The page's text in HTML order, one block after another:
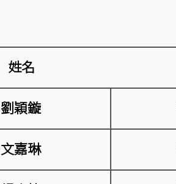
姓名
劉穎鏇
文嘉琳